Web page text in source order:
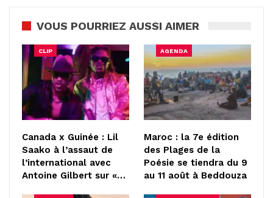
VOUS POURRIEZ AUSSI AIMER
CLIP
Canada x Guinée : Lil
Saako à l’assaut de
l’international avec
Antoine Gilbert sur «…
AGENDA
Maroc : la 7e édition
des Plages de la
Poésie se tiendra du 9
au 11 août à Beddouza